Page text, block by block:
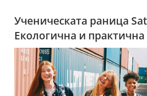
Ученическата раница
Екологична и практична